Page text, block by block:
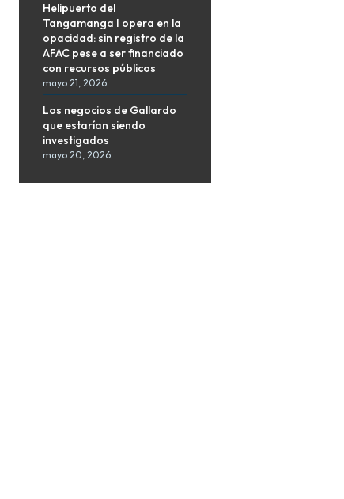
Helipuerto del
Tangamanga I opera en la
opacidad: sin registro de la
AFAC pese a ser financiado
con recursos públicos
mayo 21, 2026
Los negocios de Gallardo
que estarían siendo
investigados
mayo 20, 2026